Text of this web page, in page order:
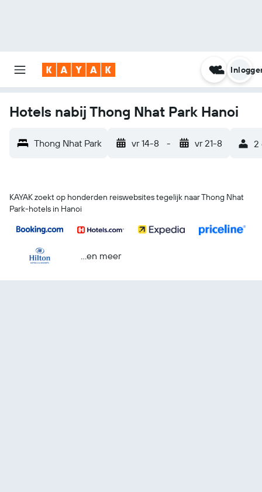
Hotels nabij Thong Nhat Park Hanoi
Thong Nhat Park vr 14-8 - vr 21-8 2
KAYAK zoekt op honderden reiswebsites tegelijk naar Thong Nhat
Park-hotels in Hanoi
...en meer